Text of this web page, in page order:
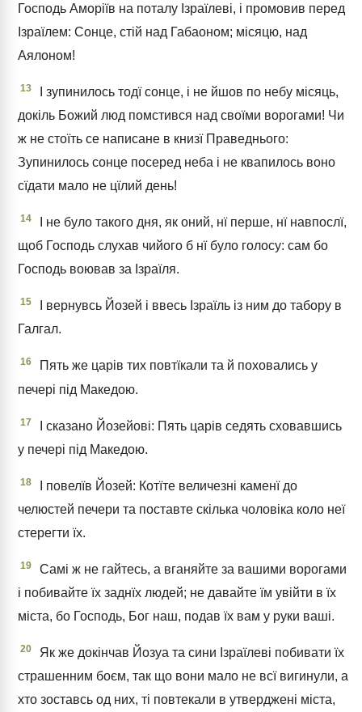
Господь Аморіїв на поталу Ізраїлеві, і промовив перед
Ізраїлем: Сонце, стій над Габаоном; місяцю, над
Аялоном!
13
І зупинилось тодї сонце, і не йшов по небу місяць,
докіль Божий люд помстився над своїми ворогами! Чи
ж не стоїть се написане в книзї Праведнього:
Зупинилось сонце посеред неба і не квапилось воно
сїдати мало не цїлий день!
14
І не було такого дня, як оний, нї перше, нї навпослї,
щоб Господь слухав чийого б нї було голосу: сам бо
Господь воював за Ізраїля.
15
І вернувсь Йозей і ввесь Ізраїль із ним до табору в
Галгал.
16
Пять же царів тих повтїкали та й поховались у
печері під Македою.
17
І сказано Йозейові: Пять царів седять сховавшись
у печері під Македою.
18
І повелїв Йозей: Котїте величезні каменї до
челюстей печери та поставте скілька чоловіка коло неї
стерегти їх.
19
Самі ж не гайтесь, а вганяйте за вашими ворогами
і побивайте їх заднїх людей; не давайте їм увійти в їх
міста, бо Господь, Бог наш, подав їх вам у руки ваші.
20
Як же докінчав Йозуа та сини Ізраїлеві побивати їх
страшенним боєм, так що вони мало не всї вигинули, а
хто зоставсь од них, ті повтекали в утверджені міста,